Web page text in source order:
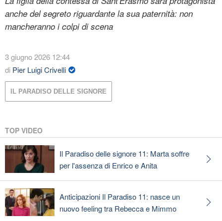
anche del segreto riguardante la sua paternità: non
mancheranno i colpi di scena
3 giugno 2026 12:44
di Pier Luigi Crivelli
IL PARADISO DELLE SIGNORE
TOP VIDEO
Il Paradiso delle signore 11: Marta soffre
per l'assenza di Enrico e Anita
Anticipazioni Il Paradiso 11: nasce un
nuovo feeling tra Rebecca e Mimmo